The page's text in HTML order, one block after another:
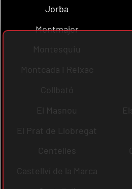
Jorba
Montmajor
Montesquiu
Montcada i Reixac
Collbató
El Masnou
El Prat de Llobregat
Centelles
Castellví de la Marca